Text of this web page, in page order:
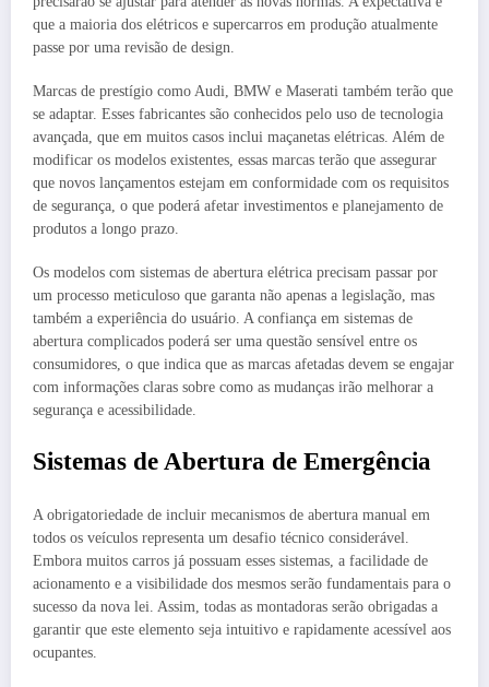
que a maioria dos elétricos e supercarros em produção atualmente
passe por uma revisão de design.
Marcas de prestígio como Audi, BMW e Maserati também terão que
se adaptar. Esses fabricantes são conhecidos pelo uso de tecnologia
avançada, que em muitos casos inclui maçanetas elétricas. Além de
modificar os modelos existentes, essas marcas terão que assegurar
que novos lançamentos estejam em conformidade com os requisitos
de segurança, o que poderá afetar investimentos e planejamento de
produtos a longo prazo.
Os modelos com sistemas de abertura elétrica precisam passar por
um processo meticuloso que garanta não apenas a legislação, mas
também a experiência do usuário. A confiança em sistemas de
abertura complicados poderá ser uma questão sensível entre os
consumidores, o que indica que as marcas afetadas devem se engajar
com informações claras sobre como as mudanças irão melhorar a
segurança e acessibilidade.
Sistemas de Abertura de Emergência
A obrigatoriedade de incluir mecanismos de abertura manual em
todos os veículos representa um desafio técnico considerável.
Embora muitos carros já possuam esses sistemas, a facilidade de
acionamento e a visibilidade dos mesmos serão fundamentais para o
sucesso da nova lei. Assim, todas as montadoras serão obrigadas a
garantir que este elemento seja intuitivo e rapidamente acessível aos
ocupantes.